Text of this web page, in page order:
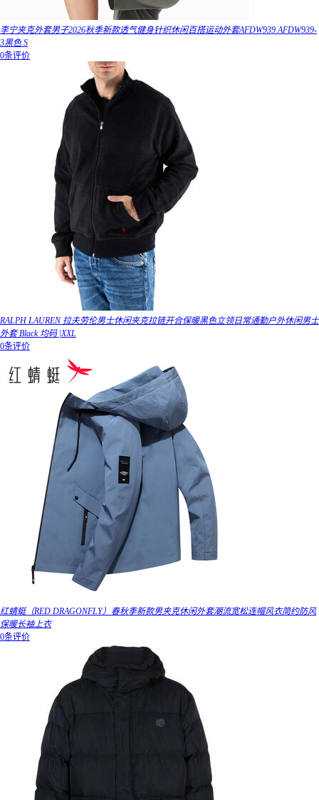
李宁夹克外套男子2026秋季新款透气健身针织休闲百搭运动外套AFDW939 AFDW939-
3黑色 S
0条评价
RALPH LAUREN 拉夫劳伦男士休闲夹克拉链开合保暖黑色立领日常通勤户外休闲男士
外套 Black 均码 |XXL
0条评价
红蜻蜓（RED DRAGONFLY）春秋季新款男夹克休闲外套潮流宽松连帽风衣简约防风
保暖长袖上衣
0条评价